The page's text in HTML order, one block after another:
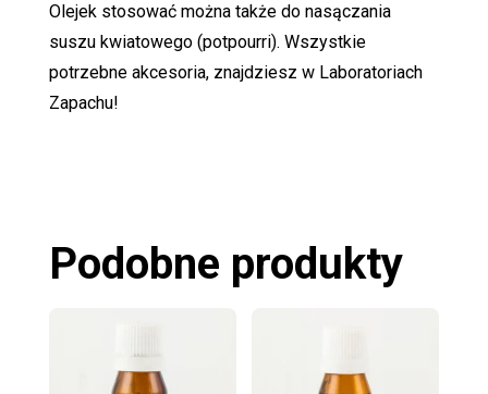
Olejek stosować można także do nasączania
suszu kwiatowego (potpourri). Wszystkie
potrzebne akcesoria, znajdziesz w Laboratoriach
Zapachu!
Podobne produkty